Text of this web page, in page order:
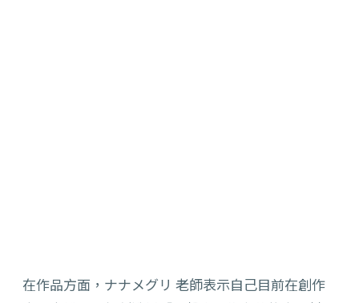
在作品方面，ナナメグリ 老師表示自己目前在創作